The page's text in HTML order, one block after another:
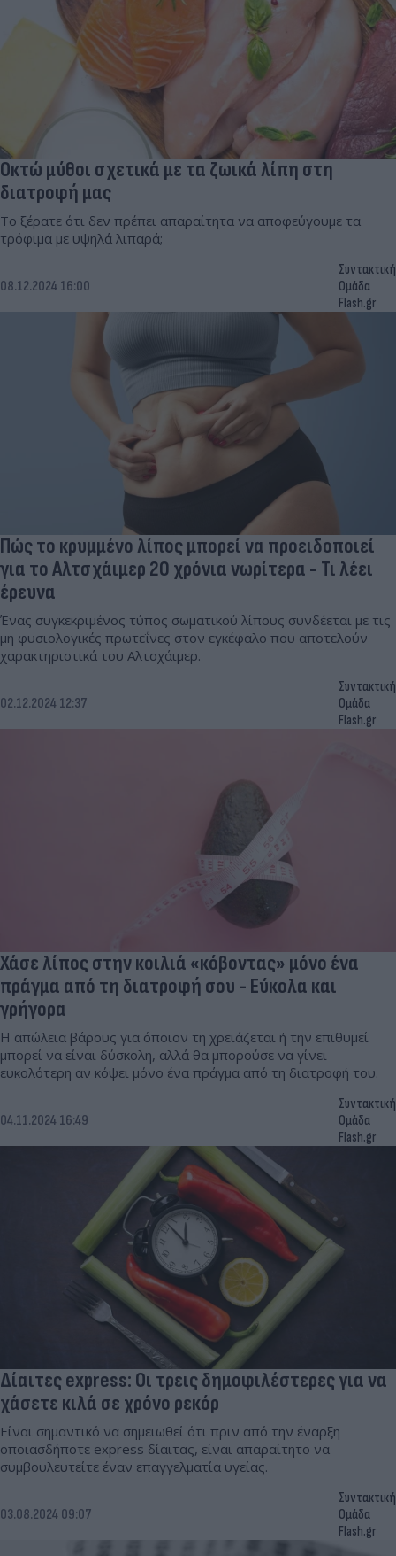
Οκτώ μύθοι σχετικά με τα ζωικά λίπη στη
διατροφή μας
Το ξέρατε ότι δεν πρέπει απαραίτητα να αποφεύγουμε τα
τρόφιμα με υψηλά λιπαρά;
08.12.2024 16:00
Συντακτική
Ομάδα
Flash.gr
Πώς το κρυμμένο λίπος μπορεί να προειδοποιεί
για το Αλτσχάιμερ 20 χρόνια νωρίτερα - Τι λέει
έρευνα
Ένας συγκεκριμένος τύπος σωματικού λίπους συνδέεται με τις
μη φυσιολογικές πρωτεΐνες στον εγκέφαλο που αποτελούν
χαρακτηριστικά του Αλτσχάιμερ.
02.12.2024 12:37
Συντακτική
Ομάδα
Flash.gr
Χάσε λίπος στην κοιλιά «κόβοντας» μόνο ένα
πράγμα από τη διατροφή σου - Εύκολα και
γρήγορα
Η απώλεια βάρους για όποιον τη χρειάζεται ή την επιθυμεί
μπορεί να είναι δύσκολη, αλλά θα μπορούσε να γίνει
ευκολότερη αν κόψει μόνο ένα πράγμα από τη διατροφή του.
04.11.2024 16:49
Συντακτική
Ομάδα
Flash.gr
Δίαιτες express: Οι τρεις δημοφιλέστερες για να
χάσετε κιλά σε χρόνο ρεκόρ
Είναι σημαντικό να σημειωθεί ότι πριν από την έναρξη
οποιασδήποτε express δίαιτας, είναι απαραίτητο να
συμβουλευτείτε έναν επαγγελματία υγείας.
03.08.2024 09:07
Συντακτική
Ομάδα
Flash.gr